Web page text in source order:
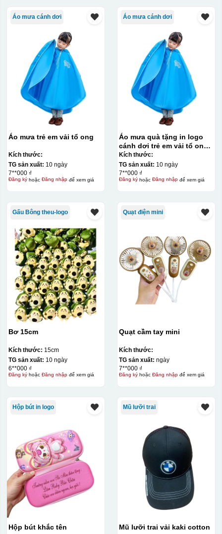
Áo mưa cánh dơi
Áo mưa trẻ em vải tổ ong
Kích thước:
TG sản xuất: 10 ngày
7**000 ₫
Đăng kýhoặc Đăng nhậpđể xem giá
Áo mưa cánh dơi
Áo mưa quà tặng in logo
cánh dơi trẻ em vải tổ ong
KQ-AM11
Kích thước:
TG sản xuất: 10 ngày
7**000 ₫
Đăng kýhoặc Đăng nhậpđể xem giá
Gấu Bông theu-logo
Bơ 15cm
Kích thước: 15cm
TG sản xuất: 10 ngày
6**000 ₫
Đăng kýhoặc Đăng nhậpđể xem giá
Quạt điện mini
Quạt cầm tay mini
Kích thước:
TG sản xuất: ngày
7**000 ₫
Đăng kýhoặc Đăng nhậpđể xem giá
Hộp bút in logo
Hộp bút khắc tên
Mũ lưỡi trai
Mũ lưỡi trai vải kaki cotton